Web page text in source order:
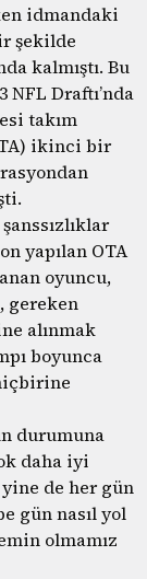
idmandaki
şekilde
kalmıştı. Bu
Draftı’nda
takım
ikinci bir
yapılan OTA
oyuncu,
gereken
alınmak
boyunca
durumuna
daha iyi
de her gün
gün nasıl yol
olmamız